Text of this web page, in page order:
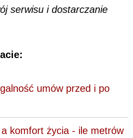
serwisu i dostarczanie
umów przed i po
komfort życia - ile metrów